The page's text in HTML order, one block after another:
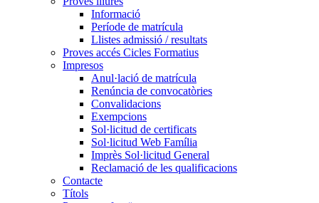
Informació
Període de matrícula
Llistes admissió / resultats
Proves accés Cicles Formatius
Impresos
Anul·lació de matrícula
Renúncia de convocatòries
Convalidacions
Exempcions
Sol·licitud de certificats
Sol·licitud Web Família
Imprès Sol·licitud General
Reclamació de les qualificacions
Contacte
Títols